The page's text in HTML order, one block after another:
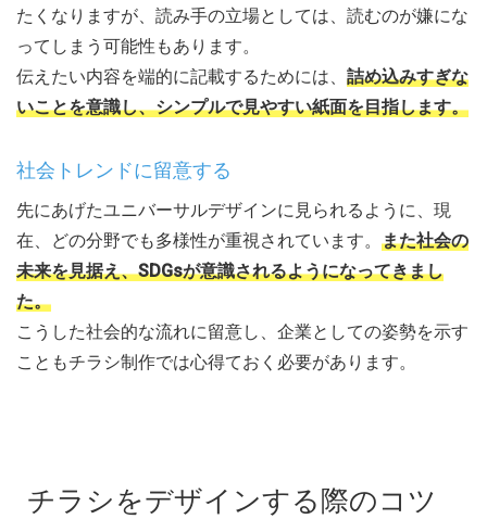
たくなりますが、読み手の立場としては、読むのが嫌にな
ってしまう可能性もあります。
伝えたい内容を端的に記載するためには、 詰め込みすぎな
いことを意識し、シンプルで見やすい紙面を目指します。
社会トレンドに留意する
先にあげたユニバーサルデザインに見られるように、現
在、どの分野でも多様性が重視されています。 また社会の
未来を見据え、SDGsが意識されるようになってきまし
た。
こうした社会的な流れに留意し、企業としての姿勢を示す
こともチラシ制作では心得ておく必要があります。
チラシをデザインする際のコツ